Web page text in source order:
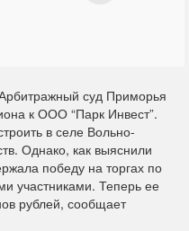
суд Приморья
к ООО “Парк Инвест”.
в селе Вольно-
Однако, как выяснили
победу на торгах по
участниками. Теперь ее
рублей, сообщает